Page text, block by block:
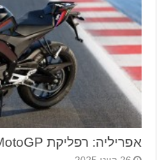
אפריליה: רפליקת MotoGP לבני 16